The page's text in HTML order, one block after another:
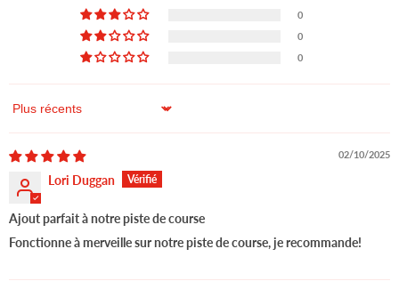
0
0
0
Sort by
02/10/2025
Lori Duggan
Ajout parfait à notre piste de course
Fonctionne à merveille sur notre piste de course, je recommande!